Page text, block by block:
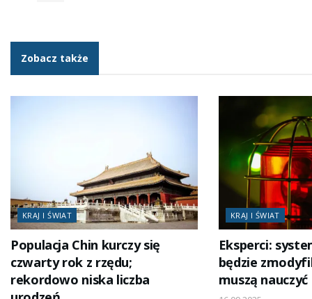
Zobacz także
KRAJ I ŚWIAT
Populacja Chin kurczy się
czwarty rok z rzędu;
rekordowo niska liczba
KRAJ I ŚWIAT
Eksperci:
będzie
muszą